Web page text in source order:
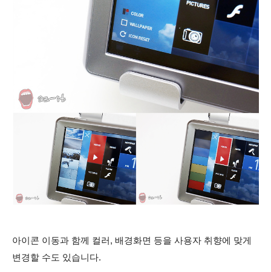
아이콘 이동과 함께 컬러, 배경화면 등을 사용자 취향에 맞게
변경할 수도 있습니다.